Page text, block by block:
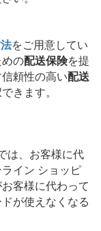
をご用意してい
めの配送保険を提
頼性の高い配送
きます。
は、お客様に代
イン ショッピ
客様に代わって
が使えなくなる